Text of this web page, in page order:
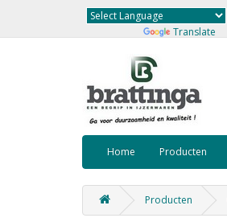
Translate
Home Producten
Producten